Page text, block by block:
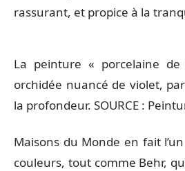
rassurant, et propice à la
La peinture « porcelaine
orchidée nuancé de violet,
la profondeur. SOURCE :
Maisons du Monde en fait
couleurs, tout comme Behr,